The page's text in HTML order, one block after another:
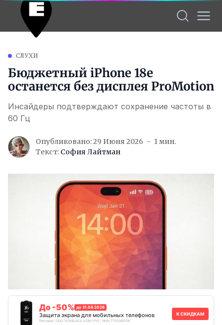
СЛУХИ
Бюджетный iPhone 18e
останется без дисплея ProMotion
Инсайдеры подтверждают сохранение частоты в
60 Гц
Опубликовано: 29 Июня 2026
1 мин.
Текст: София Лайтман
До -50% до 31.08.2026
Защита экрана для мобильных телефонов
Реклама. ООО "АЛИБАБА.КОМ (РУ)", ИНН 7703380158
К СКИДКАМ